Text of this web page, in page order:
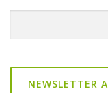
NEWSLETTER